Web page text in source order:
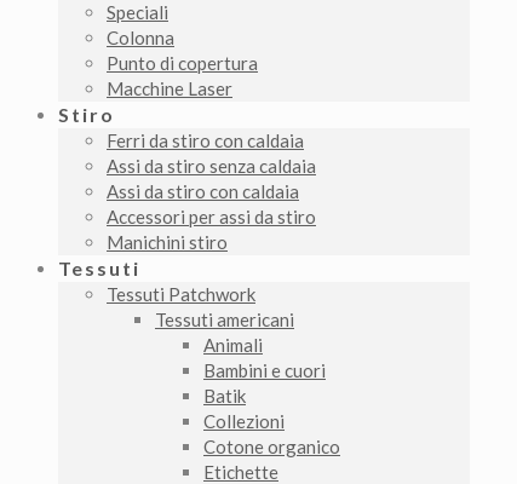
Speciali
Colonna
Punto di copertura
Macchine Laser
Stiro
Ferri da stiro con caldaia
Assi da stiro senza caldaia
Assi da stiro con caldaia
Accessori per assi da stiro
Manichini stiro
Tessuti
Tessuti Patchwork
Tessuti americani
Animali
Bambini e cuori
Batik
Collezioni
Cotone organico
Etichette